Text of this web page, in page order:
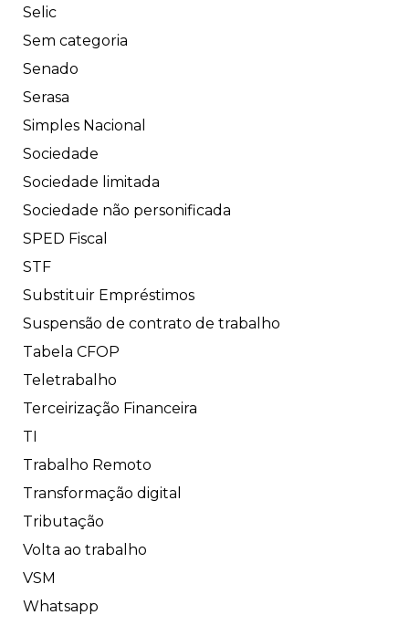
Selic
Sem categoria
Senado
Serasa
Simples Nacional
Sociedade
Sociedade limitada
Sociedade não personificada
SPED Fiscal
STF
Substituir Empréstimos
Suspensão de contrato de trabalho
Tabela CFOP
Teletrabalho
Terceirização Financeira
TI
Trabalho Remoto
Transformação digital
Tributação
Volta ao trabalho
VSM
Whatsapp